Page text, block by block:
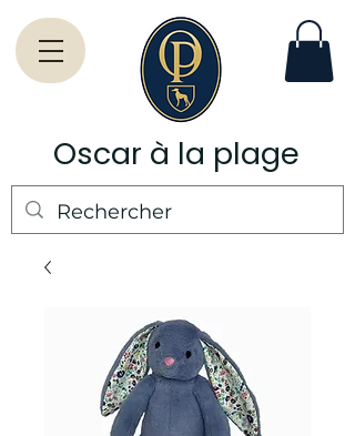
Oscar à la plage